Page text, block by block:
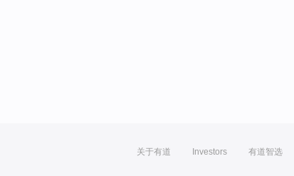
关于有道 Investors 有道智选